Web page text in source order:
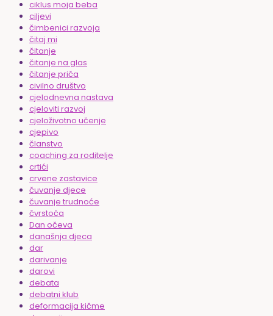
ciklus moja beba
ciljevi
čimbenici razvoja
čitaj mi
čitanje
čitanje na glas
čitanje priča
civilno društvo
cjelodnevna nastava
cjeloviti razvoj
cjeloživotno učenje
cjepivo
članstvo
coaching za roditelje
crtići
crvene zastavice
čuvanje djece
čuvanje trudnoće
čvrstoća
Dan očeva
današnja djeca
dar
darivanje
darovi
debata
debatni klub
deformacija kičme